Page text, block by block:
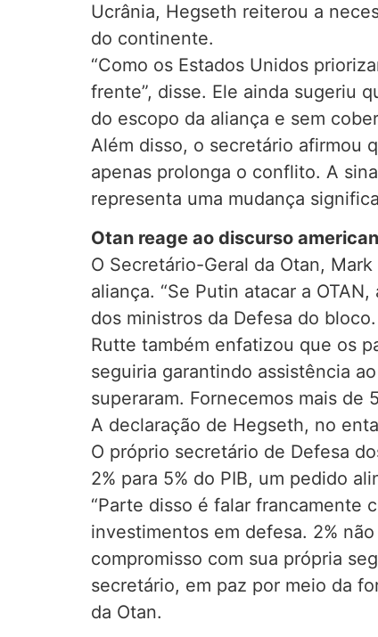
Ucrânia, Hegseth reiterou a
do continente.
“Como os Estados Unidos
frente”, disse. Ele ainda sugeriu
do escopo da aliança e sem
Além disso, o secretário afirmou
apenas prolonga o conflito. A
representa uma mudança
Otan reage ao discurso
O Secretário-Geral da Otan,
aliança. “Se Putin atacar a
dos ministros da Defesa do bloco.
Rutte também enfatizou que os
seguiria garantindo assistência
superaram. Fornecemos mais de
A declaração de Hegseth, no
O próprio secretário de Defesa
2% para 5% do PIB, um pedido
“Parte disso é falar francamente
investimentos em defesa. 2%
compromisso com sua própria
secretário, em paz por meio da
da Otan.